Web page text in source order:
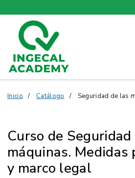
Inicio Catálogo Seguridad de las máquinas.
Curso de
máquinas.
y marco legal